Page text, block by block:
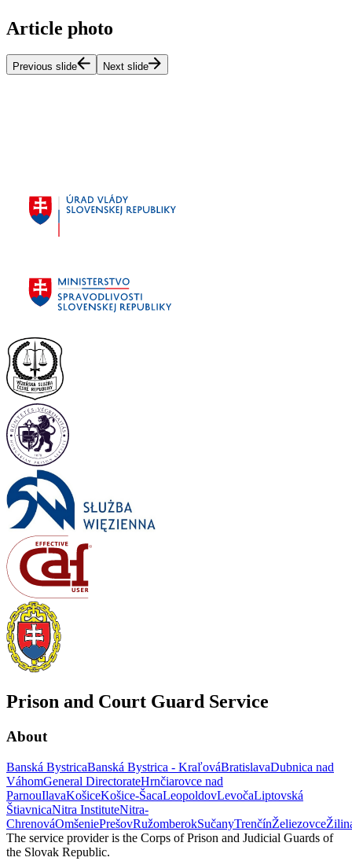
Article photo
Previous slide Next slide
Prison and Court Guard Service
About
Banská BystricaBanská Bystrica - KraľováBratislavaDubnica nad
VáhomGeneral DirectorateHrnčiarovce nad
ParnouIlavaKošiceKošice-ŠacaLeopoldovLevočaLiptovská
ŠtiavnicaNitra InstituteNitra-
ChrenováOmšeniePrešovRužomberokSučanyTrenčínŽeliezovce
The service provider is the Corps of Prison and Judicial Guards of
the Slovak Republic.